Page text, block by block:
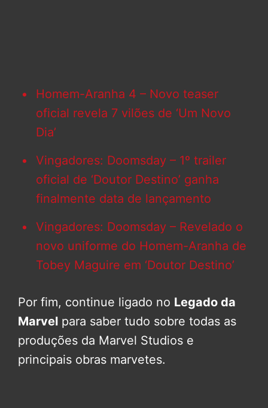
Homem-Aranha 4 – Novo teaser
oficial revela 7 vilões de ‘Um Novo
Dia’
Vingadores: Doomsday – 1º trailer
oficial de ‘Doutor Destino’ ganha
finalmente data de lançamento
Vingadores: Doomsday – Revelado o
novo uniforme do Homem-Aranha de
Tobey Maguire em ‘Doutor Destino’
Por fim, continue ligado no Legado da
Marvel para saber tudo sobre todas as
produções da Marvel Studios e
principais obras marvetes.